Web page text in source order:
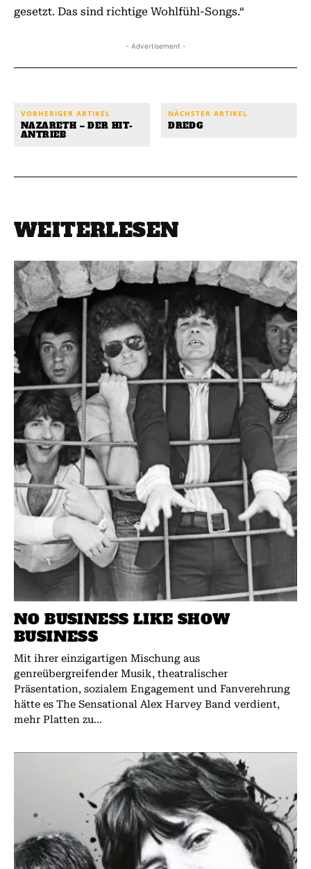
gesetzt. Das sind richtige Wohlfühl-Songs.“
- Advertisement -
VORHERIGER ARTIKEL
NAZARETH – DER HIT-
ANTRIEB
NÄCHSTER ARTIKEL
DREDG
WEITERLESEN
NO BUSINESS LIKE SHOW
BUSINESS
Mit ihrer einzigartigen Mischung aus
genreübergreifender Musik, theatralischer
Präsentation, sozialem Engagement und Fanverehrung
hätte es The Sensational Alex Harvey Band verdient,
mehr Platten zu...